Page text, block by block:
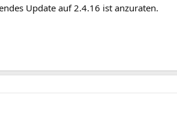
Update auf 2.4.16 ist anzuraten.